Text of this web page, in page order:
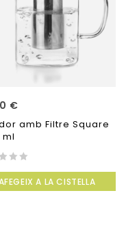
€
amb Filtre Square
ml
A LA CISTELLA